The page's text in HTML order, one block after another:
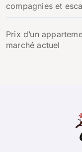
compagnies et
Prix d’un
marché actuel